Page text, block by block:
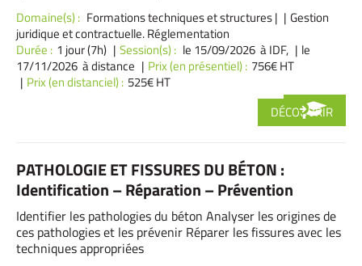
Domaine(s) : Formations techniques et structures|
Gestion
juridique et contractuelle. Réglementation
Durée : 1 jour (7h) Session(s) : le 15/09/2026 à IDF,
le
17/11/2026 à distance
Prix (en présentiel) : 756€ HT
Prix (en distanciel) : 525€ HT
DÉCOUVRIR
PATHOLOGIE ET FISSURES DU BÉTON :
Identification – Réparation – Prévention
Identifier les pathologies du béton Analyser les origines de
ces pathologies et les prévenir Réparer les fissures avec les
techniques appropriées